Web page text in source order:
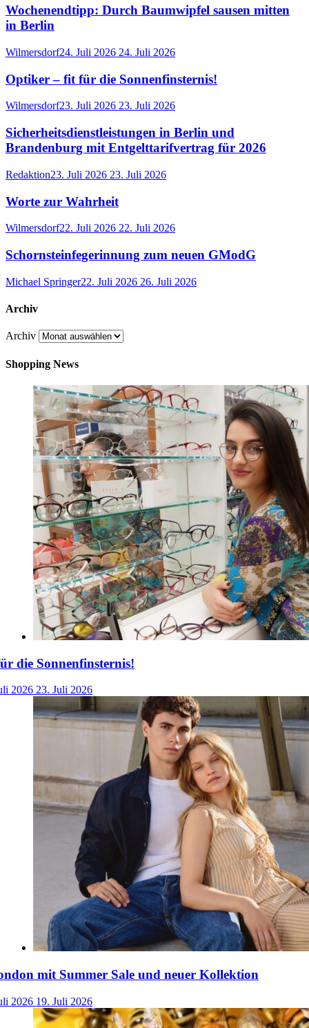
Wochenendtipp: Durch Baumwipfel sausen mitten
in Berlin
Wilmersdorf24. Juli 2026 24. Juli 2026
Optiker – fit für die Sonnenfinsternis!
Wilmersdorf23. Juli 2026 23. Juli 2026
Sicherheitsdienstleistungen in Berlin und
Brandenburg mit Entgelttarifvertrag für 2026
Redaktion23. Juli 2026 23. Juli 2026
Worte zur Wahrheit
Wilmersdorf22. Juli 2026 22. Juli 2026
Schornsteinfegerinnung zum neuen GModG
Michael Springer22. Juli 2026 26. Juli 2026
Archiv
Archiv
Shopping News
die Sonnenfinsternis!
2026 23. Juli 2026
mit Summer Sale und neuer Kollektion
2026 19. Juli 2026